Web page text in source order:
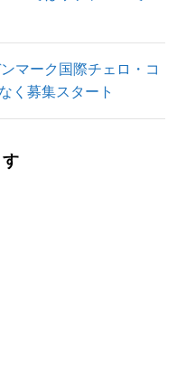
マーク国際チェロ・コ
く募集スタート